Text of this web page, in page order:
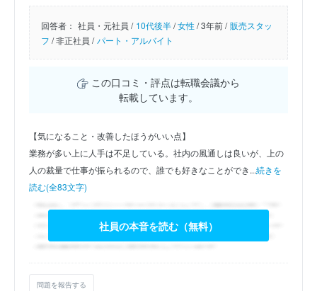
回答者： 社員・元社員 / 10代後半/女性/3年前 / 販売スタッ
フ /非正社員 / パート・アルバイト
この口コミ・評点は転職会議から
転載しています。
【気になること・改善したほうがいい点】
業務が多い上に人手は不足している。社内の風通しは良いが、上の
人の裁量で仕事が振られるので、誰でも好きなことができ...続きを
読む(全83文字)
社員の本音を読む（無料）
問題を報告する